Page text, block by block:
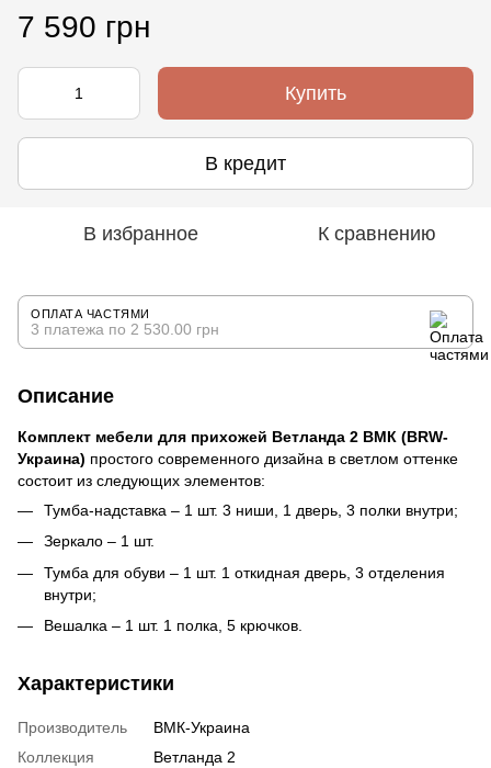
7 590 грн
Купить
В кредит
В избранное К сравнению
ОПЛАТА ЧАСТЯМИ
3 платежа по 2 530.00 грн
Описание
Комплект мебели для прихожей Ветланда 2 ВМК (BRW-
Украина) простого современного дизайна в светлом оттенке
состоит из следующих элементов:
Тумба-надставка – 1 шт. 3 ниши, 1 дверь, 3 полки внутри;
Зеркало – 1 шт.
Тумба для обуви – 1 шт. 1 откидная дверь, 3 отделения
внутри;
Вешалка – 1 шт. 1 полка, 5 крючков.
Характеристики
Производитель
ВМК-Украина
Коллекция
Ветланда 2